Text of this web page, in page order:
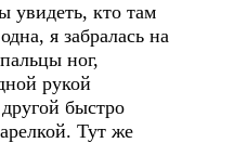
увидеть, кто там
я забралась на
ног,
рукой
быстро
Тут же